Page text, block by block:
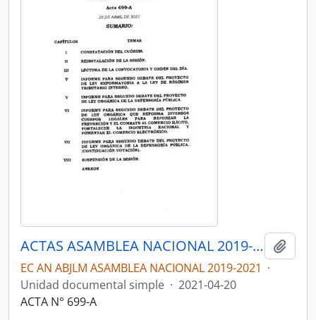
ACTAS ASAMBLEA NACIONAL 2019-2021
EC AN ABJLM ASAMBLEA NACIONAL 2019-2021 ·
Unidad documental simple · 2021-04-20
ACTA N° 699-A